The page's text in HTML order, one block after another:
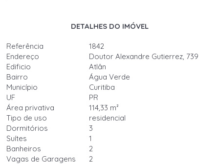
DETALHES DO IMÓVEL
Referência
1842
Endereço
Doutor Alexandre Gutierrez, 739
Edificio
Atlân
Bairro
Água Verde
Município
Curitiba
UF
PR
Área privativa
114,33 m²
Tipo de uso
residencial
Dormitórios
3
Suítes
1
Banheiros
2
Vagas de Garagens
2